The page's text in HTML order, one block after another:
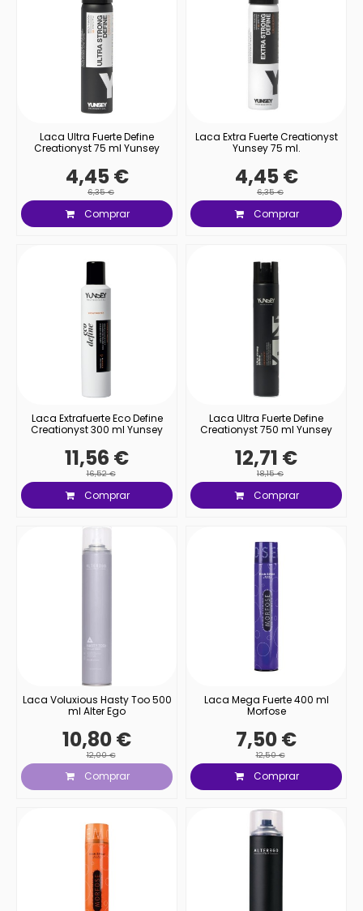
Laca Ultra Fuerte Define
Creationyst 75 ml Yunsey
4,45 €
6,35 €
Comprar
Laca Extra Fuerte Creationyst
Yunsey 75 ml.
4,45 €
6,35 €
Comprar
Laca Extrafuerte Eco Define
Creationyst 300 ml Yunsey
11,56 €
16,52 €
Comprar
Laca Ultra Fuerte Define
Creationyst 750 ml Yunsey
12,71 €
18,15 €
Comprar
Laca Voluxious Hasty Too 500
ml Alter Ego
10,80 €
12,00 €
Comprar
Laca Mega Fuerte 400 ml
Morfose
7,50 €
12,50 €
Comprar